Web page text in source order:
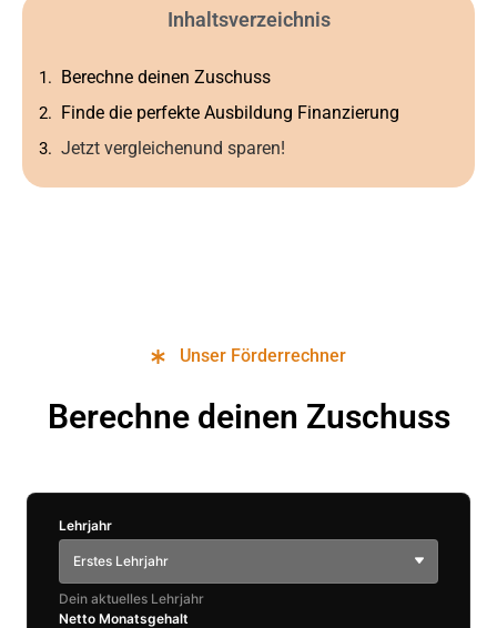
Inhaltsverzeichnis
Berechne deinen Zuschuss
Finde die perfekte Ausbildung Finanzierung
Jetzt vergleichenund sparen!
Unser Förderrechner
Berechne deinen Zuschuss
Lehrjahr
Erstes Lehrjahr
Dein aktuelles Lehrjahr
Netto Monatsgehalt